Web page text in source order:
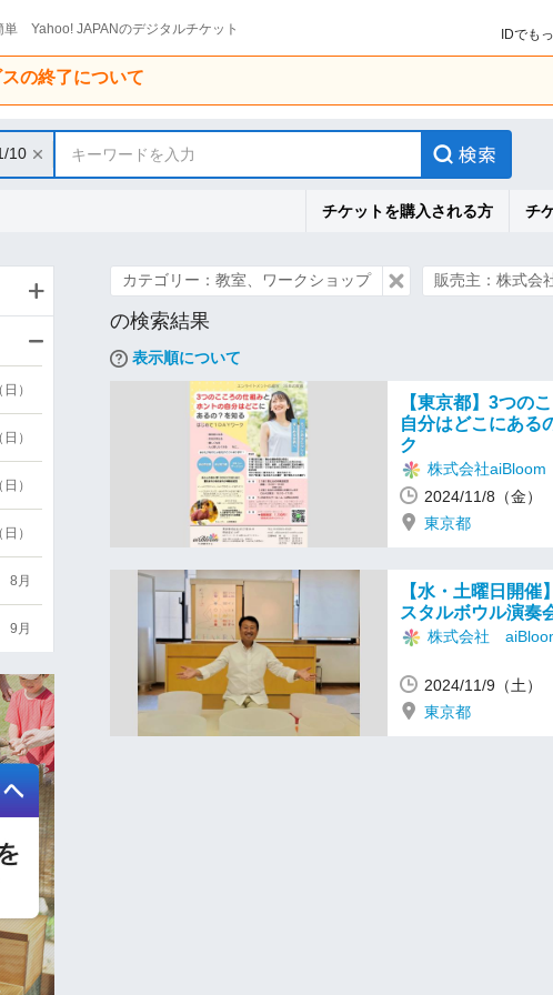
単 Yahoo! JAPANのデジタルチケット
IDでも
の終了について
10 キーワードを入力
チケットを購入される方 チ
カテゴリー：教室、ワークショップ 販売主：株式
の検索結果
表示順について
【東京都】3つの
自分はどこにある
ク
株式会社aiBloom
2024/11/8（金）
東京都
【水・土曜日開催
スタルボウル演奏
株式会社
2024/11/9（土）
東京都
）
）
）
）
8月
9月